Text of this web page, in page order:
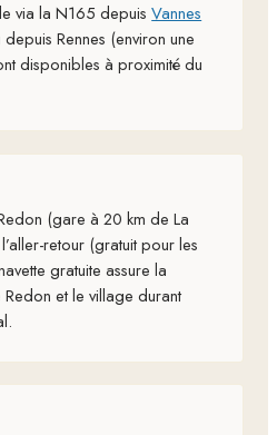
via la N165 depuisVannes
Rennes (environ une
disponibles à proximité du
(gare à 20 km de La
retour (gratuit pour les
gratuite assure la
et le village durant